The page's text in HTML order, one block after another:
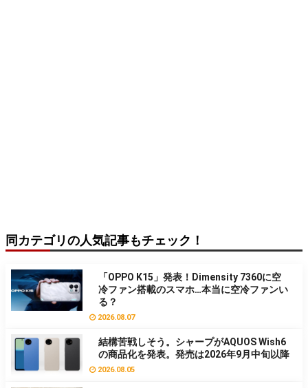
同カテゴリの人気記事もチェック！
「OPPO K15」発表！Dimensity 7360に空
冷ファン搭載のスマホ…本当に空冷ファンい
る？
2026.08.07
結構苦戦しそう。シャープがAQUOS Wish6
の商品化を発表。発売は2026年9月中旬以降
2026.08.05